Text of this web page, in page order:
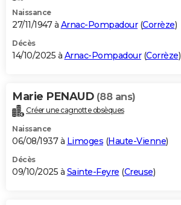
Naissance
27/11/1947 à Arnac-Pompadour(Corrèze)
Décès
14/10/2025 à Arnac-Pompadour(Corrèze)
Marie PENAUD (88 ans)
Créer une cagnotte obsèques
Naissance
06/08/1937 à Limoges (Haute-Vienne)
Décès
09/10/2025 à Sainte-Feyre (Creuse)